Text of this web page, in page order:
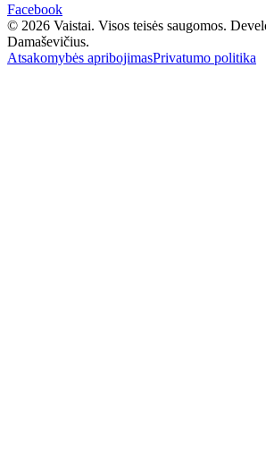
Facebook
© 2026 Vaistai. Visos teisės saugomos.
Damaševičius.
Atsakomybės apribojimasPrivatumo politika